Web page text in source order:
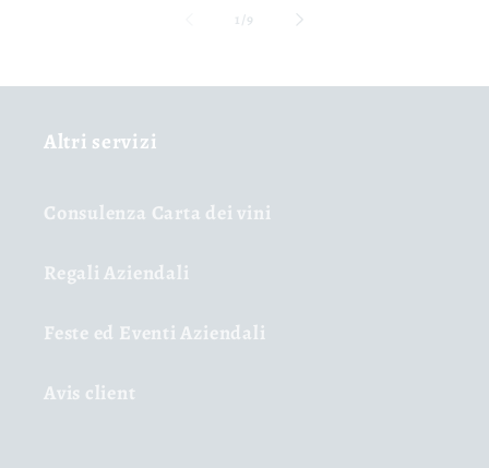
1/de9
Altri servizi
Consulenza Carta dei vini
Regali Aziendali
Feste ed Eventi Aziendali
Avis client